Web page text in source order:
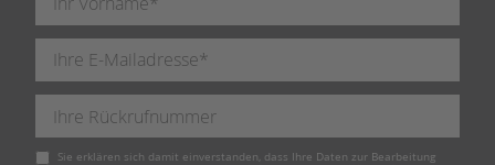
Pflichtfeld
Sie erklären sich damit einverstanden, dass Ihre Daten zur Bearbeitung